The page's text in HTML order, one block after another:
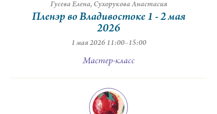
Гусева Елена Сухорукова Анастасия
Пленэр во Владивостоке 1 - 2 мая
2026
1 мая 2026 11:00–15:00
Мастер-класс